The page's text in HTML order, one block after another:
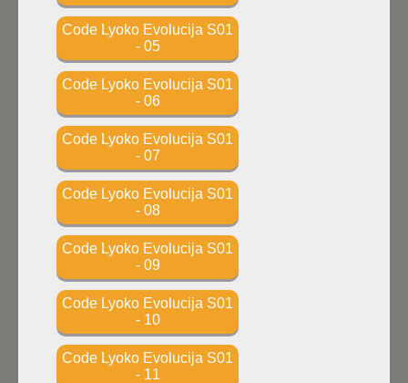
Code Lyoko Evolucija S01
- 05
Code Lyoko Evolucija S01
- 06
Code Lyoko Evolucija S01
- 07
Code Lyoko Evolucija S01
- 08
Code Lyoko Evolucija S01
- 09
Code Lyoko Evolucija S01
- 10
Code Lyoko Evolucija S01
- 11